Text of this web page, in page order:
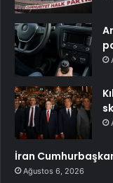
İran
Ağustos 6, 2026